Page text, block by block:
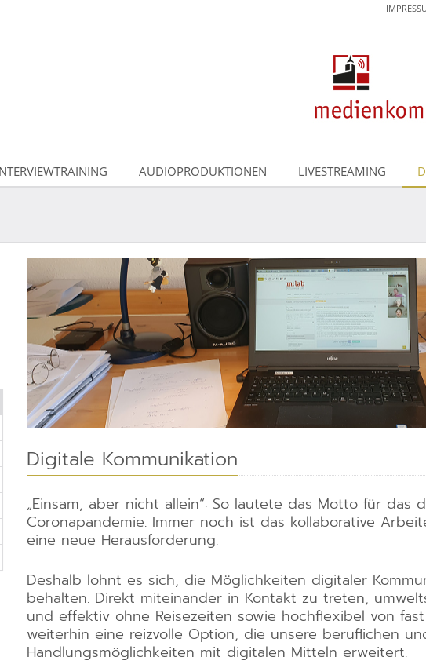
AUDIOPRODUKTIONEN LIVESTREAMING
Digitale Kommunikation
„Einsam, aber nicht allein“: So lautete das Motto für
Coronapandemie. Immer noch ist das kollaborative
eine neue Herausforderung.
Deshalb lohnt es sich, die Möglichkeiten digitaler
behalten. Direkt miteinander in Kontakt zu treten,
und effektiv ohne Reisezeiten sowie hochflexibel von
weiterhin eine reizvolle Option, die unsere beruflichen
Handlungsmöglichkeiten mit digitalen Mitteln erweitert.